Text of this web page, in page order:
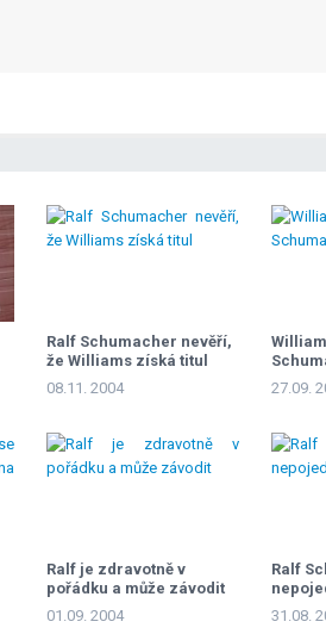
Ralf Schumacher nevěří,
že Williams získá titul
08.11. 2004
27.09.
Ralf je zdravotně v
pořádku a může závodit
01.09. 2004
Ralf
Itálie
31.08.